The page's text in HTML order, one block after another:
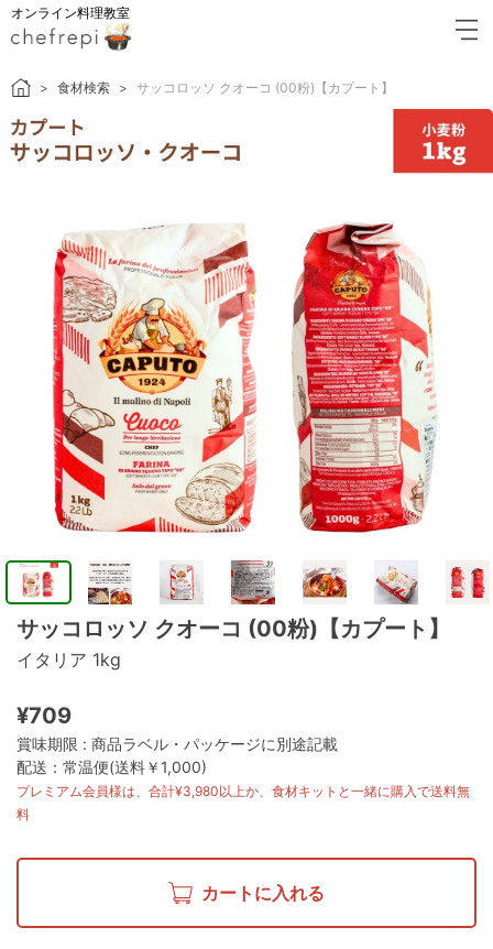
オンライン料理教室
食材検索 サッコロッソ クオーコ (00粉)【カプート】
サッコロッソ クオーコ (00粉)【カプート】
イタリア 1kg
¥709
賞味期限 : 商品ラベル・パッケージに別途記載
配送：常温便(送料￥1,000)
プレミアム会員様は、合計¥3,980以上か、食材キットと一緒に購入で送料無
料
カートに入れる